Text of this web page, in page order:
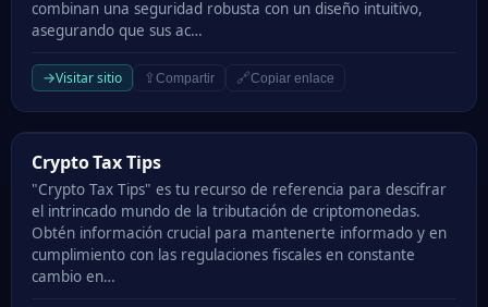
combinan una seguridad robusta con un diseño intuitivo,
asegurando que sus ac…
→Visitar sitio ⇪ Compartir 🔗Copiar enlace
Crypto Tax Tips
Crypto Tax Tips
"Crypto Tax Tips" es tu recurso de referencia para descifrar
el intrincado mundo de la tributación de criptomonedas.
Obtén información crucial para mantenerte informado y en
cumplimiento con las regulaciones fiscales en constante
cambio en…